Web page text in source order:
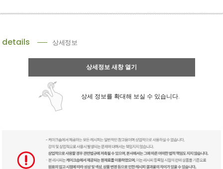
details 상세정보
상세정보 새창 열기
상세 정보를 확대해 보실 수 있습니다.